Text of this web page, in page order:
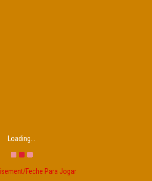
Loading...
Feche Para Jogar